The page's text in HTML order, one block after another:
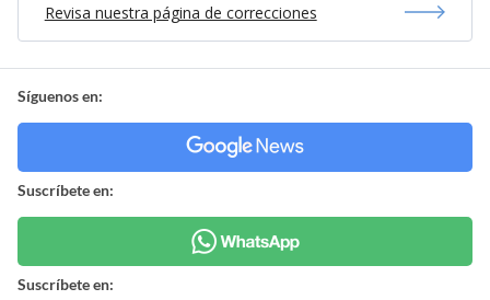
Revisa nuestra página de correcciones
Síguenos en:
Suscríbete en:
Suscríbete en: